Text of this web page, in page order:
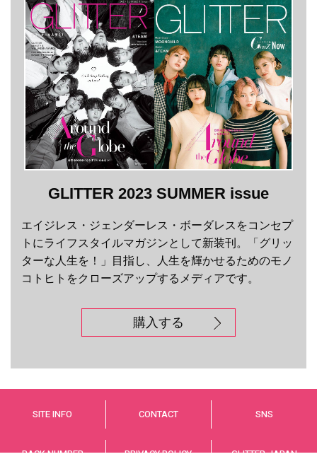
GLITTER 2023 SUMMER issue
エイジレス・ジェンダーレス・ボーダレスをコンセプ
トにライフスタイルマガジンとして新装刊。「グリッ
ターな人生を！」目指し、人生を輝かせるためのモノ
コトヒトをクローズアップするメディアです。
購入する
SITE INFO CONTACT SNS
BACK NUMBER PRIVACY POLICY GLITTER JAPAN